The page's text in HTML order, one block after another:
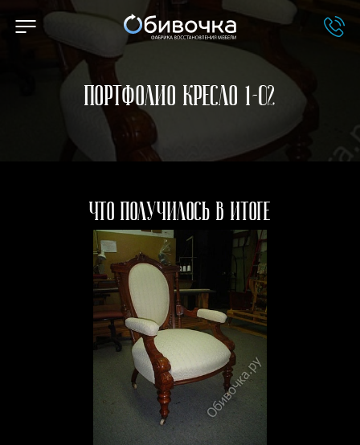
Портфолио Кресло 1-02
Что получилось в итоге